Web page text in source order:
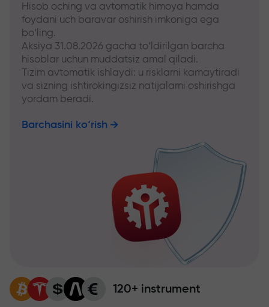
Hisob oching va avtomatik himoya hamda
foydani uch baravar oshirish imkoniga ega
bo‘ling.
Aksiya 31.08.2026 gacha to‘ldirilgan barcha
hisoblar uchun muddatsiz amal qiladi.
Tizim avtomatik ishlaydi: u risklarni kamaytiradi
va sizning ishtirokingizsiz natijalarni oshirishga
yordam beradi.
Barchasini ko‘rish
120+ instrument